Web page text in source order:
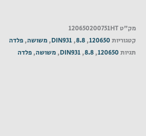
מק"ט120650200751HT
קטגוריות 120650
,
8.8
,
DIN931
, משושה, פלדה
תגיות 120650
,
8.8
,
DIN931
, משושה, פלדה